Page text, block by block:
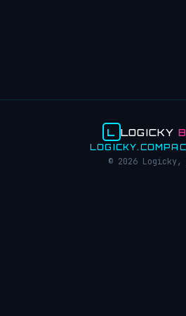
L LOGICKY
LOGICKY.COM
© 2026